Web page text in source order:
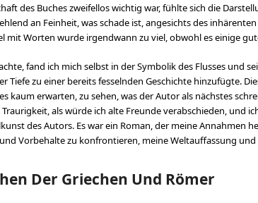
des Buches zweifellos wichtig war, fühlte sich die
an Feinheit, was schade ist, angesichts des
mit Worten wurde irgendwann zu viel, obwohl es einige
fand ich mich selbst in der Symbolik des Flusses und
Tiefe zu einer bereits fesselnden Geschichte hinzufügte.
kaum erwarten, zu sehen, was der Autor als nächstes
als würde ich alte Freunde verabschieden, und
des Autors. Es war ein Roman, der meine Annahmen
Vorbehalte zu konfrontieren, meine Weltauffassung
Der Griechen Und Römer